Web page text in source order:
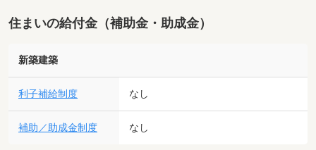
住まいの給付金（補助金・助成金）
新築建築
利子補給制度 なし
補助／助成金制度 なし